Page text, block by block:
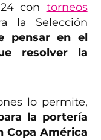
con torneos
la Selección
pensar en el
resolver la
lo permite,
la portería
Copa América